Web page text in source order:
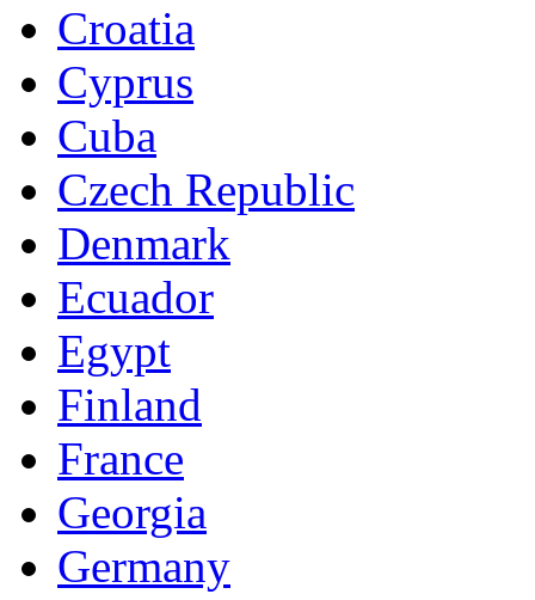
Croatia
Cyprus
Cuba
Czech Republic
Denmark
Ecuador
Egypt
Finland
France
Georgia
Germany